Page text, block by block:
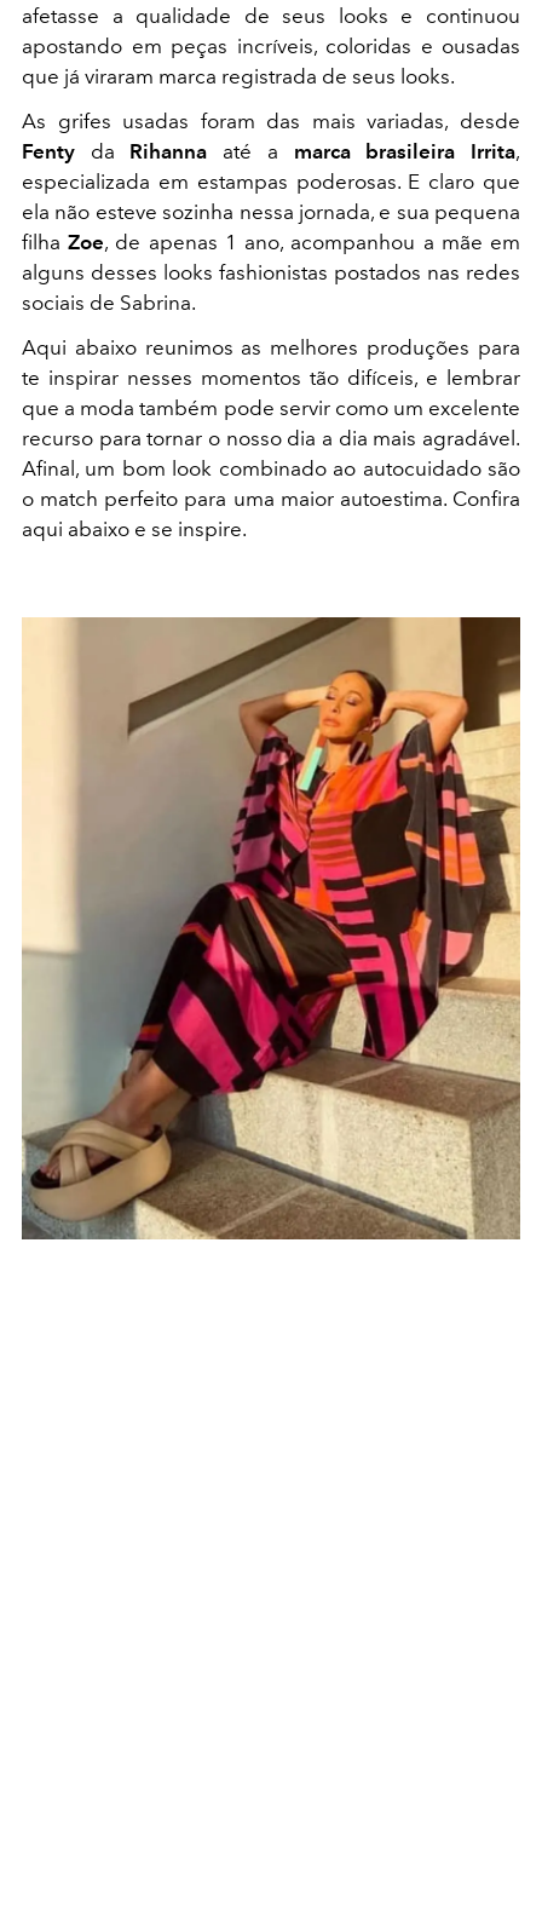
afetasse a qualidade de seus looks e continuou
apostando em peças incríveis, coloridas e ousadas
que já viraram marca registrada de seus looks.
As grifes usadas foram das mais variadas, desde
Fenty da Rihanna até a marca brasileira Irrita,
especializada em estampas poderosas. E claro que
ela não esteve sozinha nessa jornada, e sua pequena
filhaZoe, de apenas 1 ano, acompanhou a mãe em
alguns desses looks fashionistas postados nas redes
sociais de Sabrina.
Aqui abaixo reunimos as melhores produções para
te inspirar nesses momentos tão difíceis, e lembrar
que a moda também pode servir como um excelente
recurso para tornar o nosso dia a dia mais agradável.
Afinal, um bom look combinado ao autocuidado são
o match perfeito para uma maior autoestima. Confira
aqui abaixo e se inspire.